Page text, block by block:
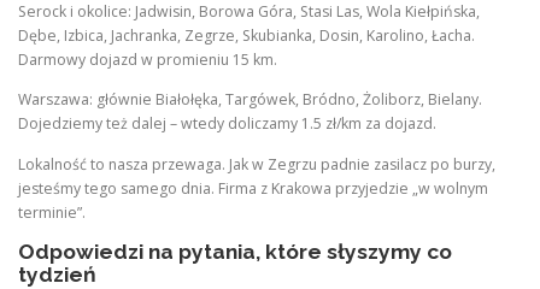
Serock i okolice: Jadwisin, Borowa Góra, Stasi Las, Wola Kiełpińska,
Dębe, Izbica, Jachranka, Zegrze, Skubianka, Dosin, Karolino, Łacha.
Darmowy dojazd w promieniu 15 km.
Warszawa: głównie Białołęka, Targówek, Bródno, Żoliborz, Bielany.
Dojedziemy też dalej – wtedy doliczamy 1.5 zł/km za dojazd.
Lokalność to nasza przewaga. Jak w Zegrzu padnie zasilacz po burzy,
jesteśmy tego samego dnia. Firma z Krakowa przyjedzie „w wolnym
terminie”.
Odpowiedzi na pytania, które słyszymy co
tydzień